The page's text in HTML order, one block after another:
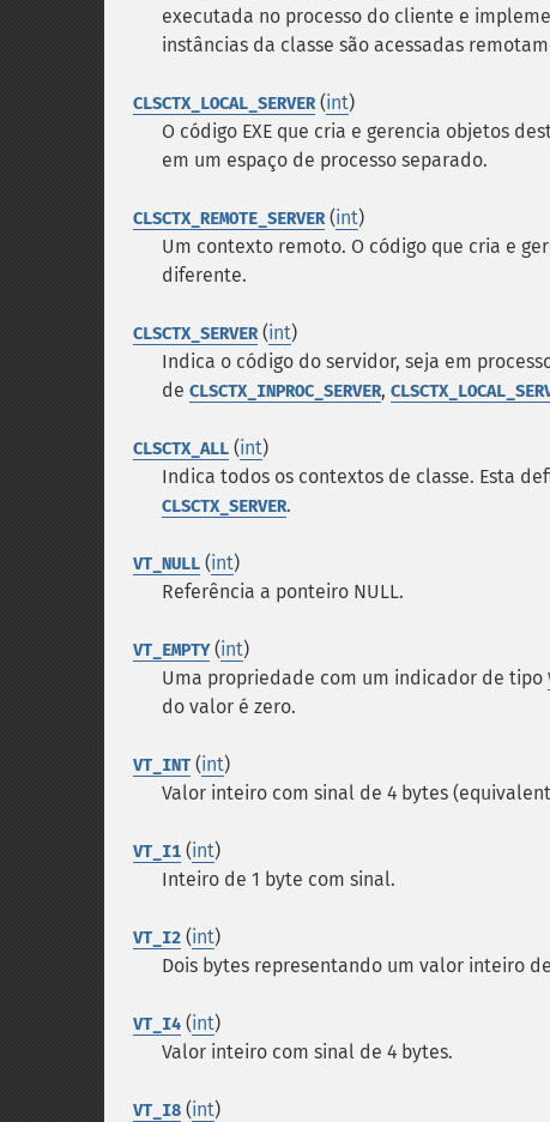
executada no processo do cliente e
instâncias da classe são acessadas
CLSCTX_LOCAL_SERVER(int)
O código EXE que cria e gerencia objetos
em um espaço de processo separado.
CLSCTX_REMOTE_SERVER(int)
Um contexto remoto. O código que cria e
diferente.
CLSCTX_SERVER(int)
Indica o código do servidor, seja em
de CLSCTX_INPROC_SERVER,
CLSCTX_ALL (int)
Indica todos os contextos de classe. Esta
CLSCTX_SERVER.
VT_NULL (int)
Referência a ponteiro NULL.
VT_EMPTY(int)
Uma propriedade com um indicador de tipo
do valor é zero.
VT_INT (int)
Valor inteiro com sinal de 4 bytes
VT_I1 (int)
Inteiro de 1 byte com sinal.
VT_I2 (int)
Dois bytes representando um valor inteiro
VT_I4 (int)
Valor inteiro com sinal de 4 bytes.
VT_I8 (int)